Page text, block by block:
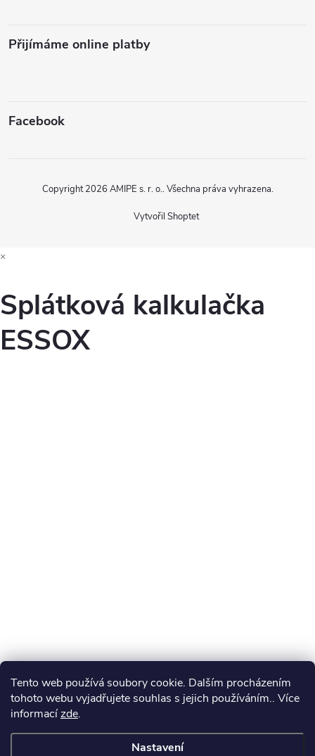
Tento web používá soubory cookie. Dalším procházením
tohoto webu vyjadřujete souhlas s jejich používáním.. Více
informacízde.
Nastavení
Přijímáme online platby
Facebook
Vytvořil Shoptet
Copyright 2026 AMIPE s. r. o.. Všechna práva vyhrazena.
×
Splátková kalkulačka
ESSOX